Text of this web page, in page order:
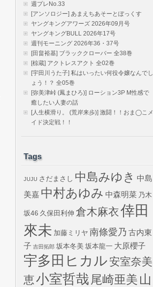
週プレNo.33
[アンソロジー] あまえちあそーとぼっくす
ヤングキングアワーズ 2026年09月号
ヤングキングBULL 2026年17号
週刊モーニング 2026年36・37号
[田畠裕基] ブラッククローバー 全38巻
[椋蔵] アクトレスアクト 全02巻
[宇田川うた子] 私はいったい何役令嬢なんでし
ょう！？ 全05巻
[弥美津峠 (鳳まひろ)] ローション3P M性感で
癒したい人妻の話
[人生横滑り。 (荒岸来歩)] 激闘！！おま◯こメ
イド決定戦！！
Tags
JUJU さだまさし 中島みゆき 中島
美嘉 中村あゆみ 中森明菜 乃木
坂46 久保田利伸 倉木麻衣倖田
來未 加藤ミリヤ 南條愛乃 古内東
子 吉田拓郎 坂本冬美 坂本龍一 大原櫻子
宇多田ヒカル安室奈美
恵小室哲哉 尾崎亜美 山